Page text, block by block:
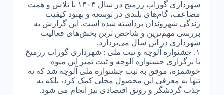
شهرداری گوراب زرمیخ در سال ۱۴۰۳ با تلاش و همت
مضاعف، گام‌های بلندی در توسعه و بهبود کیفیت
زندگی شهروندان برداشته شده است. این گزارش به
بررسی مهم‌ترین و شاخص ترین بخش‌های فعالیت
شهرداری در این سال می‌پردازد.
۱. جشنواره آلوچه و ثبت ملی : شهرداری گوراب زرمیخ
با برگزاری جشنواره آلوچه و ثبت تمبر این میوه
خوشمزه، موفق به ثبت جشنواره ملی آلوچه شد که نه
تنها به معرفی این محصول محلی کمک کرد، بلکه به
جذب گردشگر و رونق اقتصادی نیز انجام می شود.